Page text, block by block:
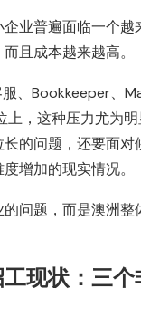
业普遍面临一个越
且成本越来越高。
、Bookkeeper、
，这种压力尤为
的问题，还要面对
增加的现实情况。
问题，而是澳洲整
现状：三